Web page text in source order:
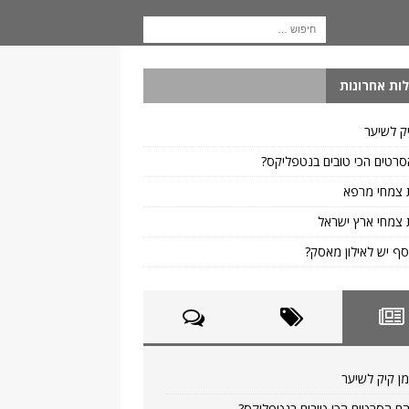
אחרונות
לשיער
הכי טובים בנטפליקס?
צמחי מרפא
צמחי ארץ ישראל
יש לאילון מאסק?
קיק לשיער